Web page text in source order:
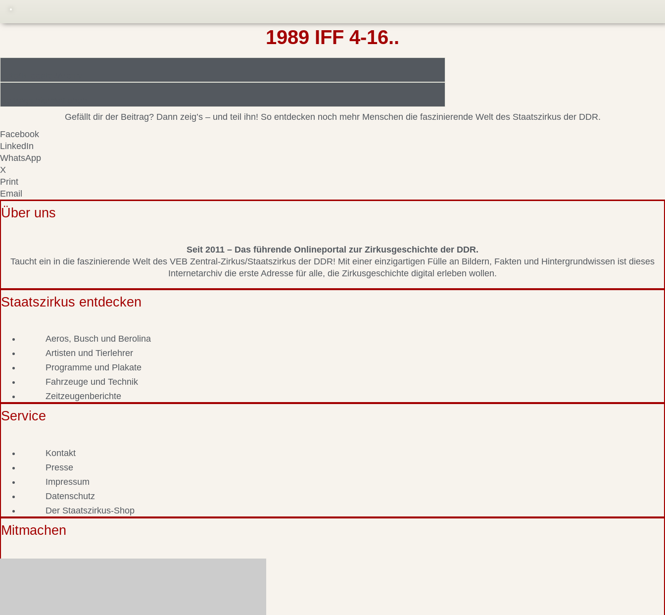
1989 IFF 4-16..
Gefällt dir der Beitrag? Dann zeig’s – und teil ihn! So entdecken noch mehr Menschen die faszinierende Welt des Staatszirkus der DDR.
Facebook
LinkedIn
WhatsApp
X
Print
Email
Über uns
Seit 2011 – Das führende Onlineportal zur Zirkusgeschichte der DDR.
Taucht ein in die faszinierende Welt des VEB Zentral-Zirkus/Staatszirkus der DDR! Mit einer einzigartigen Fülle an Bildern, Fakten und Hintergrundwissen ist dieses
Internetarchiv die erste Adresse für alle, die Zirkusgeschichte digital erleben wollen.
Staatszirkus entdecken
Aeros, Busch und Berolina
Artisten und Tierlehrer
Programme und Plakate
Fahrzeuge und Technik
Zeitzeugenberichte
Service
Kontakt
Presse
Impressum
Datenschutz
Der Staatszirkus-Shop
Mitmachen